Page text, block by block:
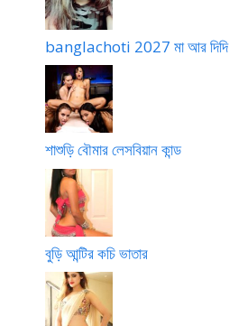
banglachoti 2027 মা আর দিদি
শাশুড়ি বৌমার লেসবিয়ান কান্ড
বুড়ি আন্টির কচি ভাতার